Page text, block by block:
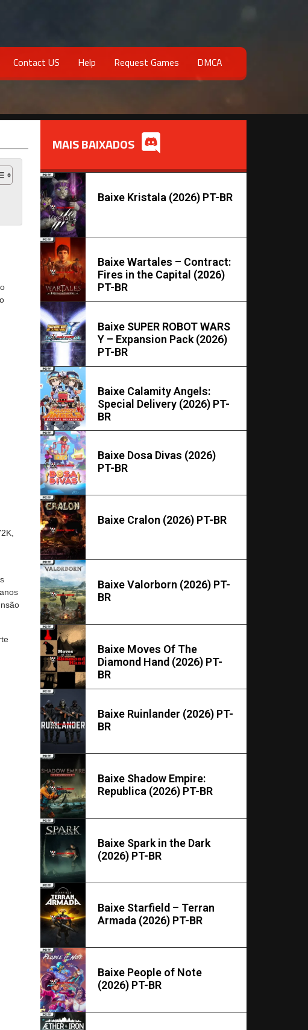
Contact US Help Request Games DMCA
MAIS BAIXADOS
Baixe Kristala (2026) PT-BR
Baixe Wartales – Contract:
Fires in the Capital (2026)
PT-BR
Baixe SUPER ROBOT WARS
Y – Expansion Pack (2026)
PT-BR
Baixe Calamity Angels:
Special Delivery (2026) PT-
BR
Baixe Dosa Divas (2026)
PT-BR
Baixe Cralon (2026) PT-BR
Baixe Valorborn (2026) PT-
BR
Baixe Moves Of The
Diamond Hand (2026) PT-
BR
Baixe Ruinlander (2026) PT-
BR
Baixe Shadow Empire:
Republica (2026) PT-BR
Baixe Spark in the Dark
(2026) PT-BR
Baixe Starfield – Terran
Armada (2026) PT-BR
Baixe People of Note
(2026) PT-BR